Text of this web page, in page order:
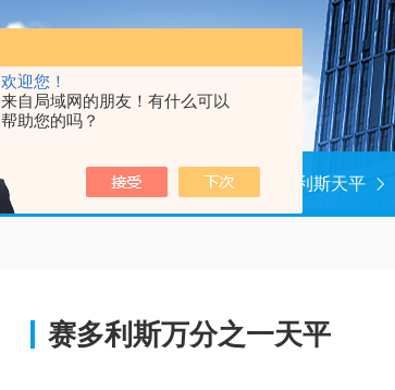
欢迎您！
来自局域网的朋友！有什么可以
帮助您的吗？
首页 产品中心 赛多利斯天平
赛多利斯万分之一天平